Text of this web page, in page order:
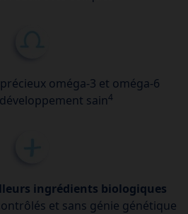
oméga-3 et oméga-6
sain4
ingrédients biologiques
et sans génie génétique